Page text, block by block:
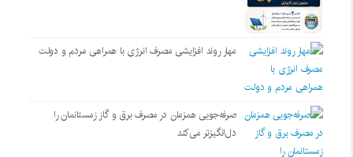
مهار روند افزایشی مصرف انرژی با همراهی مردم و دولت
صرفه‌جویی همزمان در مصرف برق و گاز زمستانمان را
دل‌انگیزتر می‌کند